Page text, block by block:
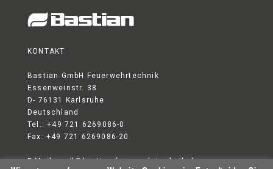
KONTAKT
Bastian GmbH Feuerwehrtechnik
Essenweinstr. 38
D- 76131 Karlsruhe
Deutschland
Tel.: +49 721 6269086-0
Fax: +49 721 6269086-20
E-Mail:mail@bastian-feuerwehrtechnik.de